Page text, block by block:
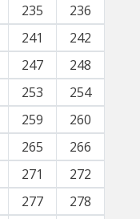
235
236
241
242
247
248
253
254
259
260
265
266
271
272
277
278